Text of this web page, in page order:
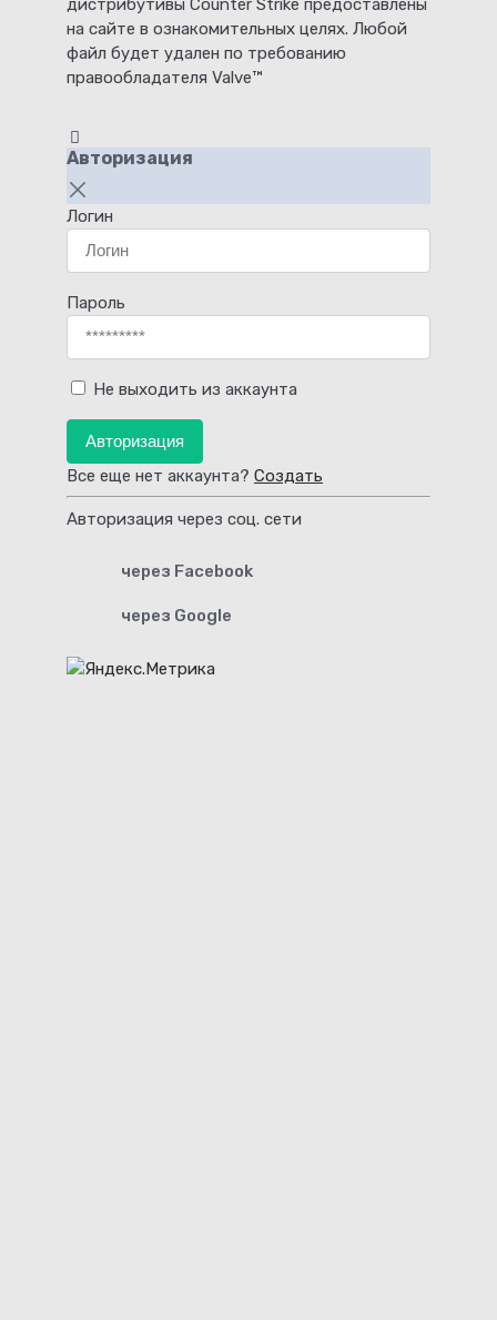
дистрибутивы Counter Strike предоставлены
на сайте в ознакомительных целях. Любой
файл будет удален по требованию
правообладателя Valve™
Авторизация
Логин
Пароль
Не выходить из аккаунта
Авторизация
Все еще нет аккаунта? Создать
Авторизация через соц. сети
через Facebook
через Google